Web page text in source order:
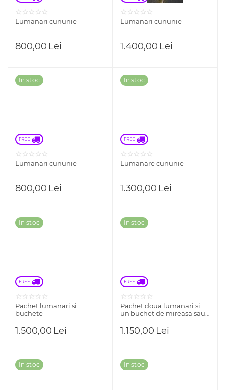
Lumanari cununie
800,00 Lei
Lumanari cununie
1.400,00 Lei
In stoc
FREE
Lumanari cununie
800,00 Lei
In stoc
FREE
Lumanare cununie
1.300,00 Lei
In stoc
FREE
Pachet lumanari si
buchete
1.500,00 Lei
In stoc
FREE
Pachet doua lumanari si
un buchet de mireasa sau
1.150,00 Lei
In stoc In stoc